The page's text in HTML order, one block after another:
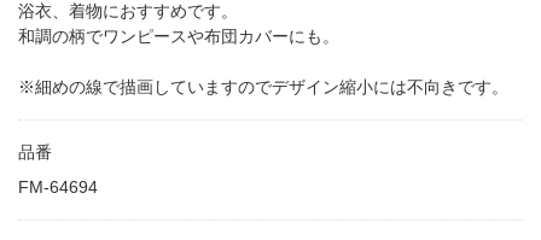
浴衣、着物におすすめです。
和調の柄でワンピースや布団カバーにも。
※細めの線で描画していますのでデザイン縮小には不向きです。
品番
FM-64694